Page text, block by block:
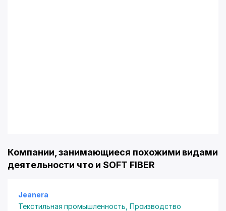
Компании, занимающиеся похожими видами
деятельности что и SOFT FIBER
Jeanera
Текстильная промышленность Производство